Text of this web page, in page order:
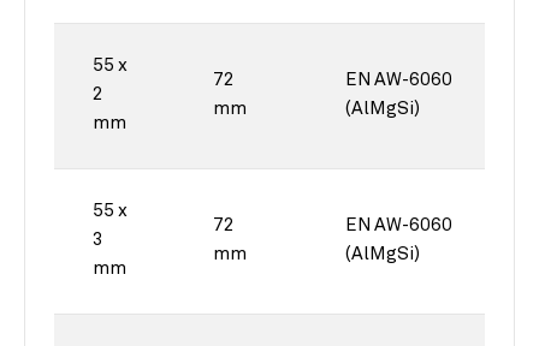
55 x
2
mm
72
mm
EN AW-6060
(AlMgSi)
55 x
3
mm
72
mm
EN AW-6060
(AlMgSi)